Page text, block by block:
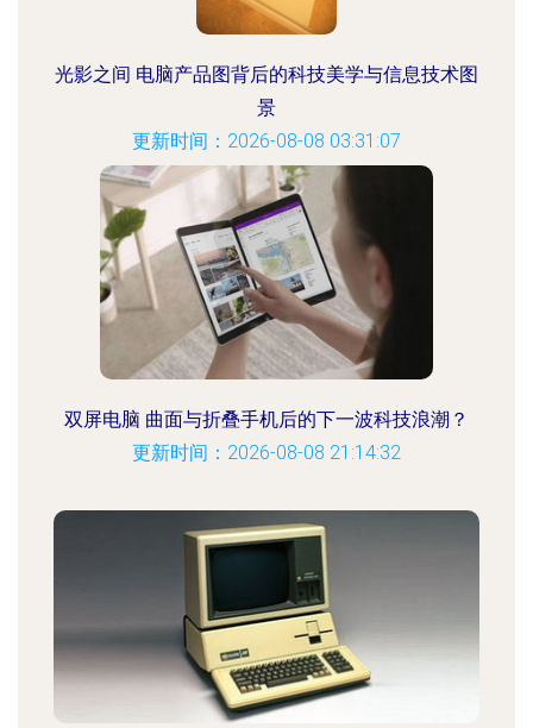
光影之间 电脑产品图背后的科技美学与信息技术图
景
更新时间：2026-08-08 03:31:07
双屏电脑 曲面与折叠手机后的下一波科技浪潮？
更新时间：2026-08-08 21:14:32